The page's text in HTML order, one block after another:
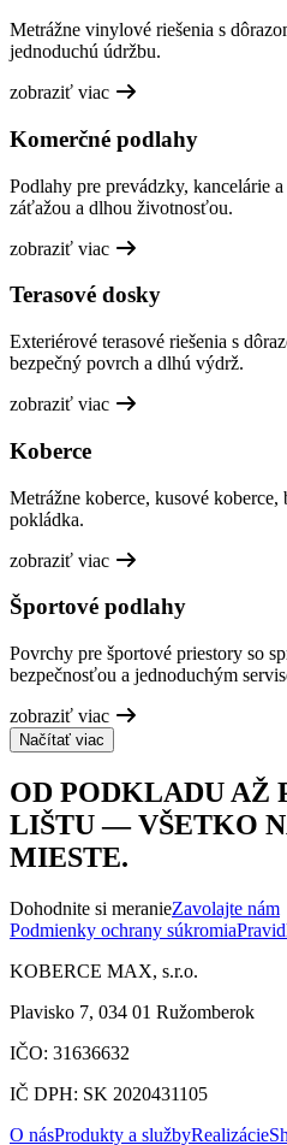
Metrážne vinylové riešenia s
jednoduchú údržbu.
zobraziť viac
Komerčné podlahy
Podlahy pre prevádzky, kancelárie
záťažou a dlhou životnosťou.
zobraziť viac
Terasové dosky
Exteriérové terasové riešenia s
bezpečný povrch a dlhú výdrž.
zobraziť viac
Koberce
Metrážne koberce, kusové koberce,
pokládka.
zobraziť viac
Športové podlahy
Povrchy pre športové priestory so
bezpečnosťou a jednoduchým
zobraziť viac
Načítať viac
OD PODKLADU AŽ
LIŠTU — VŠETKO
MIESTE.
Dohodnite si meranieZavolajte nám
Podmienky ochrany súkromia
KOBERCE MAX, s.r.o.
Plavisko 7, 034 01 Ružomberok
IČO: 31636632
IČ DPH: SK 2020431105
O násProdukty a službyRealizácie